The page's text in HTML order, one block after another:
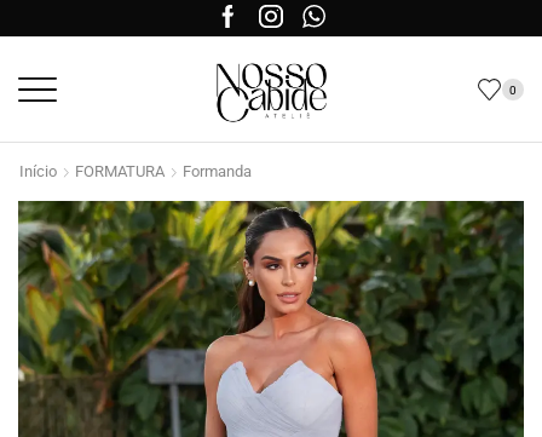
0
Início FORMATURA Formanda